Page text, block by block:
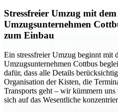
Stressfreier Umzug mit
Umzugsunternehmen
zum Einbau
Ein stressfreier Umzug beginnt mit
Umzugsunternehmen Cottbus
dafür, dass alle Details
Organisation der Kisten, die
Transports geht – wir kümmern
sich auf das Wesentliche